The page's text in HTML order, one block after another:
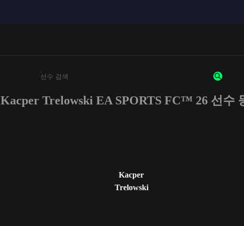
최소 3자 이상의 문자 또는 숫자를 입력하세요
Kacper Trelowski EA SPORTS FC™ 26 선수
Kacper
Trelowski